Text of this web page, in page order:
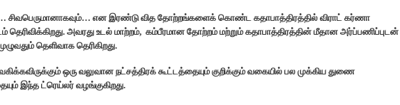
சிவபெருமானாகவும்… என இரண்டு வித தோற்றங்களைக் கொண்ட கதாபாத்திரத்தில் விராட் கர்ணா
அவரது உடல் மாற்றம், கம்பீரமான தோற்றம் மற்றும் கதாபாத்திரத்தின் மீதான அர்ப்பணிப்புடன்
தெளிவாக தெரிகிறது.
ஒரு வலுவான நட்சத்திரக் கூட்டத்தையும் குறிக்கும் வகையில் பல முக்கிய துணை
இந்த ட்ரெய்லர் வழங்குகிறது.